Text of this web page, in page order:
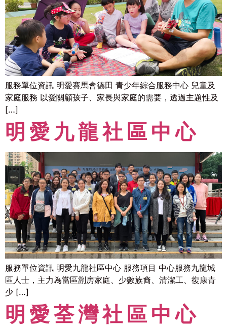
服務單位資訊 明愛賽馬會德田 青少年綜合服務中心 兒童及
家庭服務 以愛關顧孩子、家長與家庭的需要，透過主題性及
[…]
明愛九龍社區中心
服務單位資訊 明愛九龍社區中心 服務項目 中心服務九龍城
區人士，主力為當區劏房家庭、少數族裔、清潔工、復康青
少 […]
明愛荃灣社區中心